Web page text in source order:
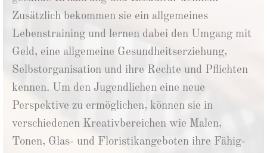
Zusätzlich bekommen sie ein allgemeines
Lebenstraining und lernen dabei den Umgang mit
Geld, eine allgemeine Gesundheitserziehung,
Selbstorganisation und ihre Rechte und Pflichten
kennen. Um den Jugendlichen eine neue
Perspektive zu ermöglichen, können sie in
verschiedenen Kreativbereichen wie Malen,
Tonen, Glas- und Floristikangeboten ihre Fähig-